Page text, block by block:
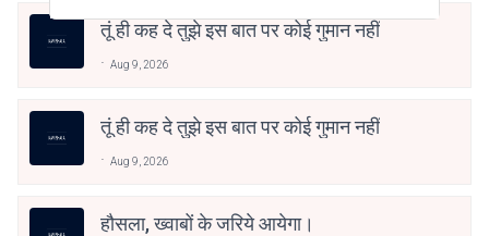
तूं ही कह दे तुझे इस बात पर कोई गुमान नहीं
Aug 9, 2026
तूं ही कह दे तुझे इस बात पर कोई गुमान नहीं
Aug 9, 2026
हौसला, ख्वाबों के जरिये आयेगा।